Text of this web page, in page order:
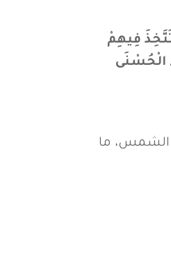
فِيهِمْ
فَلَهُ جَزَاءً الْحُسْنَى
الشمس، ما